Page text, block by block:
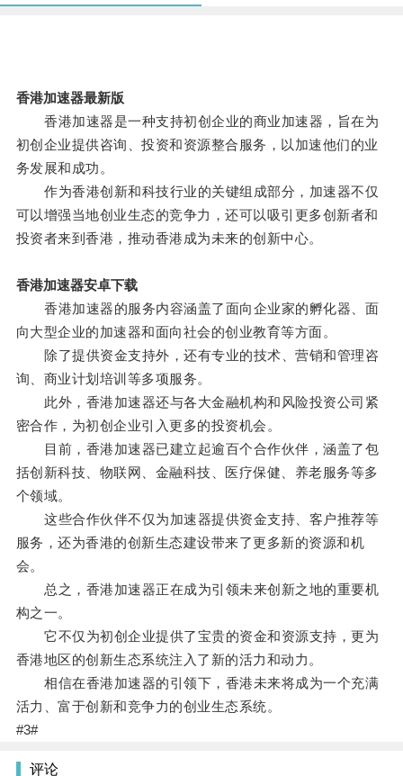
香港加速器最新版
香港加速器是一种支持初创企业的商业加速器，旨在为
初创企业提供咨询、投资和资源整合服务，以加速他们的业
务发展和成功。
作为香港创新和科技行业的关键组成部分，加速器不仅
可以增强当地创业生态的竞争力，还可以吸引更多创新者和
投资者来到香港，推动香港成为未来的创新中心。
香港加速器安卓下载
香港加速器的服务内容涵盖了面向企业家的孵化器、面
向大型企业的加速器和面向社会的创业教育等方面。
除了提供资金支持外，还有专业的技术、营销和管理咨
询、商业计划培训等多项服务。
此外，香港加速器还与各大金融机构和风险投资公司紧
密合作，为初创企业引入更多的投资机会。
目前，香港加速器已建立起逾百个合作伙伴，涵盖了包
括创新科技、物联网、金融科技、医疗保健、养老服务等多
个领域。
这些合作伙伴不仅为加速器提供资金支持、客户推荐等
服务，还为香港的创新生态建设带来了更多新的资源和机
会。
总之，香港加速器正在成为引领未来创新之地的重要机
构之一。
它不仅为初创企业提供了宝贵的资金和资源支持，更为
香港地区的创新生态系统注入了新的活力和动力。
相信在香港加速器的引领下，香港未来将成为一个充满
活力、富于创新和竞争力的创业生态系统。
#3#
评论